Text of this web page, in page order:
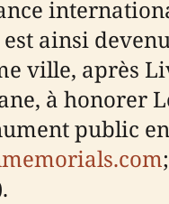
ainsi
ville, après
à honorer
public
;